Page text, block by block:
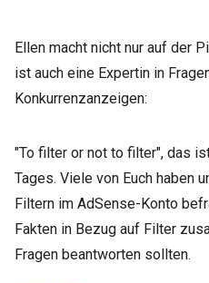
Ellen macht nicht nur auf der
ist auch eine Expertin in
Konkurrenzanzeigen:
"To filter or not to filter", das
Tages. Viele von Euch haben
Filtern im AdSense-Konto
Fakten in Bezug auf Filter
Fragen beantworten sollten.